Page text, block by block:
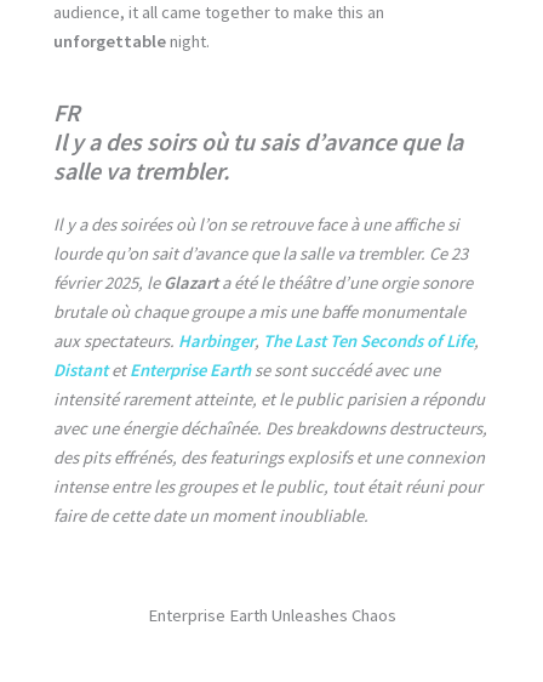
audience, it all came together to make this an
unforgettablenight.
FR
Il y a des soirs où tu sais d’avance que la
salle va trembler.
Il y a des soirées où l’on se retrouve face à une affiche si
lourde qu’on sait d’avance que la salle va trembler. Ce 23
février 2025, leGlazarta été le théâtre d’une orgie sonore
brutale où chaque groupe a mis une baffe monumentale
aux spectateurs. Harbinger, The Last Ten Seconds of Life,
DistantetEnterprise Earthse sont succédé avec une
intensité rarement atteinte, et le public parisien a répondu
avec une énergie déchaînée. Des breakdowns destructeurs,
des pits effrénés, des featurings explosifs et une connexion
intense entre les groupes et le public, tout était réuni pour
faire de cette date un moment inoubliable.
Enterprise Earth Unleashes Chaos